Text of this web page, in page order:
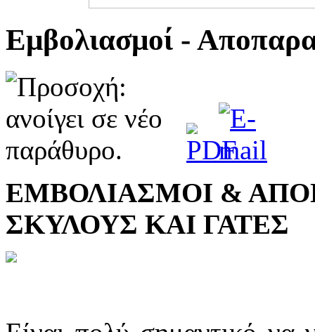
Εμβολιασμοί -
ΕΜΒΟΛΙΑΣΜΟΙ &
ΣΚΥΛΟΥΣ ΚΑΙ ΓΑΤΕΣ